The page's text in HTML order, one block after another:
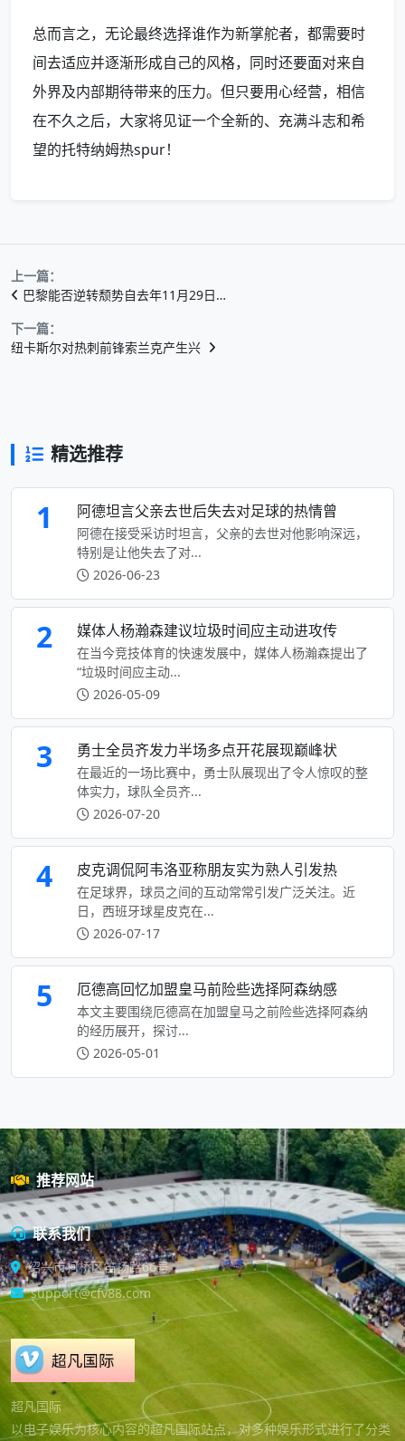
总而言之，无论最终选择谁作为新掌舵者，都需要时
间去适应并逐渐形成自己的风格，同时还要面对来自
外界及内部期待带来的压力。但只要用心经营，相信
在不久之后，大家将见证一个全新的、充满斗志和希
望的托特纳姆热spur！
上一篇：
巴黎能否逆转颓势自去年11月29日…
下一篇：
纽卡斯尔对热刺前锋索兰克产生兴
精选推荐
1 阿德坦言父亲去世后失去对足球的热情曾
阿德在接受采访时坦言，父亲的去世对他影响深远，
特别是让他失去了对...
2026-06-23
2 媒体人杨瀚森建议垃圾时间应主动进攻传
在当今竞技体育的快速发展中，媒体人杨瀚森提出了
“垃圾时间应主动...
2026-05-09
3 勇士全员齐发力半场多点开花展现巅峰状
在最近的一场比赛中，勇士队展现出了令人惊叹的整
体实力，球队全员齐...
2026-07-20
4 皮克调侃阿韦洛亚称朋友实为熟人引发热
在足球界，球员之间的互动常常引发广泛关注。近
日，西班牙球星皮克在...
2026-07-17
5 厄德高回忆加盟皇马前险些选择阿森纳感
本文主要围绕厄德高在加盟皇马之前险些选择阿森纳
的经历展开，探讨...
2026-05-01
推荐网站
联系我们
绍兴市柯桥区笛扬路66号
support@cfv88.com
超凡国际
以电子娱乐为核心内容的超凡国际站点，对多种娱乐形式进行了分类